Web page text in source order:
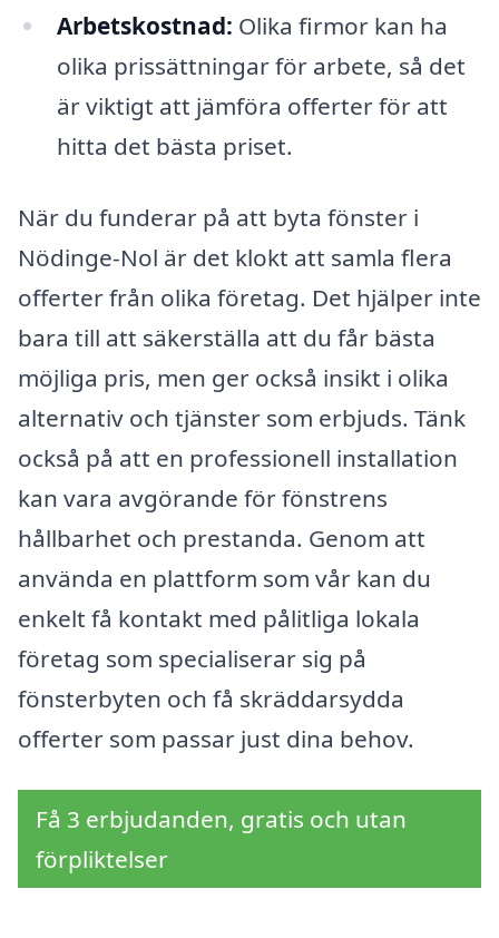
Arbetskostnad: Olika firmor kan ha
olika prissättningar för arbete, så det
är viktigt att jämföra offerter för att
hitta det bästa priset.
När du funderar på att byta fönster i
Nödinge-Nol är det klokt att samla flera
offerter från olika företag. Det hjälper inte
bara till att säkerställa att du får bästa
möjliga pris, men ger också insikt i olika
alternativ och tjänster som erbjuds. Tänk
också på att en professionell installation
kan vara avgörande för fönstrens
hållbarhet och prestanda. Genom att
använda en plattform som vår kan du
enkelt få kontakt med pålitliga lokala
företag som specialiserar sig på
fönsterbyten och få skräddarsydda
offerter som passar just dina behov.
Få 3 erbjudanden, gratis och utan
förpliktelser